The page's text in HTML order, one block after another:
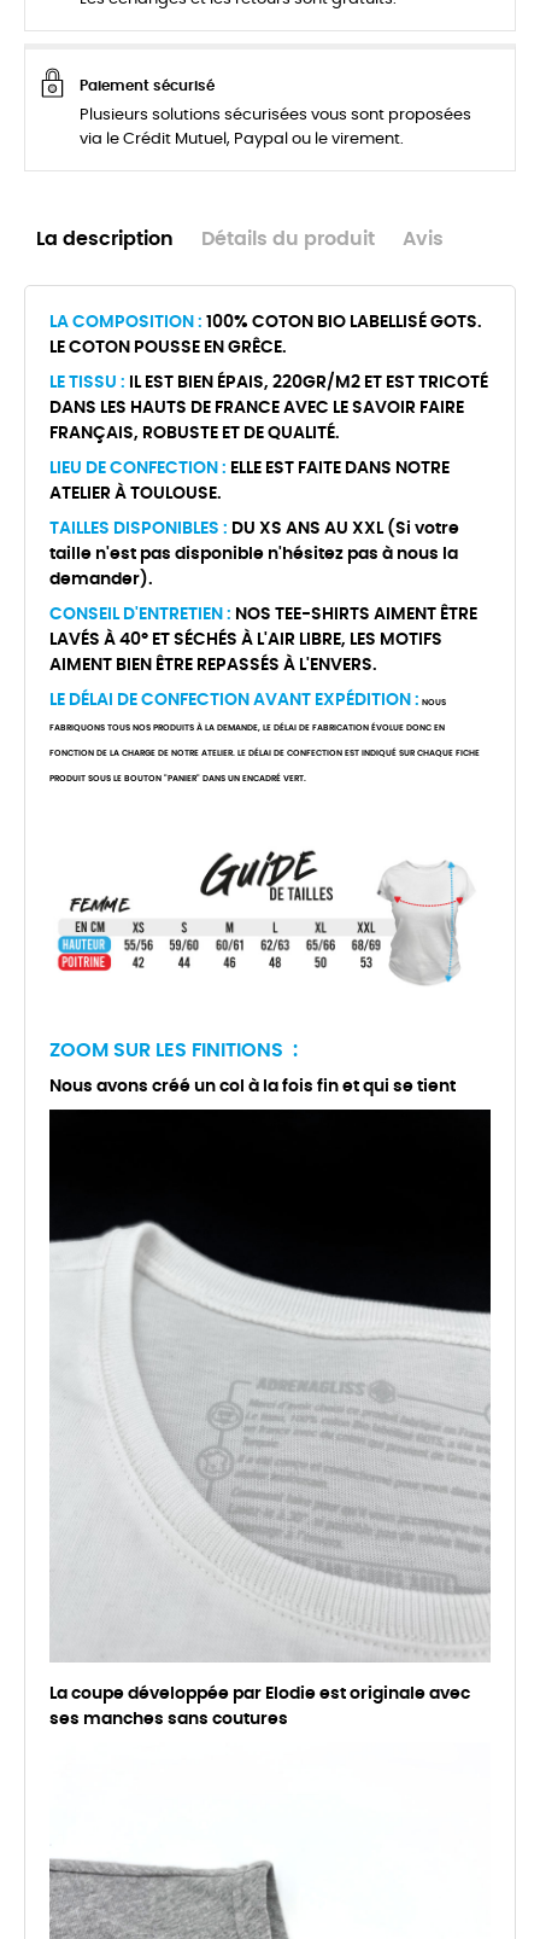
Paiement sécurisé
Plusieurs solutions sécurisées vous sont proposées
via le Crédit Mutuel, Paypal ou le virement.
La description Détails du produit Avis
LA COMPOSITION : 100% COTON BIO LABELLISÉ GOTS.
LE COTON POUSSE EN GRÊCE.
LE TISSU : IL EST BIEN ÉPAIS, 220GR/M2 ET EST TRICOTÉ
DANS LES HAUTS DE FRANCE AVEC LE SAVOIR FAIRE
FRANÇAIS, ROBUSTE ET DE QUALITÉ.
LIEU DE CONFECTION : ELLE EST FAITE DANS NOTRE
ATELIER À TOULOUSE.
TAILLES DISPONIBLES : DU XS ANS AU XXL (Si votre
taille n'est pas disponible n'hésitez pas à nous la
demander).
CONSEIL D'ENTRETIEN : NOS TEE-SHIRTS AIMENT ÊTRE
LAVÉS À 40° ET SÉCHÉS À L'AIR LIBRE, LES MOTIFS
AIMENT BIEN ÊTRE REPASSÉS À L'ENVERS.
LE DÉLAI DE CONFECTION AVANT EXPÉDITION : NOUS
FABRIQUONS TOUS NOS PRODUITS À LA DEMANDE, LE DÉLAI DE FABRICATION ÉVOLUE DONC EN
FONCTION DE LA CHARGE DE NOTRE ATELIER. LE DÉLAI DE CONFECTION EST INDIQUÉ SUR CHAQUE FICHE
PRODUIT SOUS LE BOUTON "PANIER" DANS UN ENCADRÉ VERT.
ZOOM SUR LES FINITIONS :
Nous avons créé un col à la fois fin et qui se tient
La coupe développée par Elodie est originale avec
ses manches sans coutures